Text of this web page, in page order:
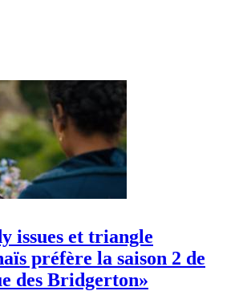
issues et triangle
préfère la saison 2 de
des Bridgerton»